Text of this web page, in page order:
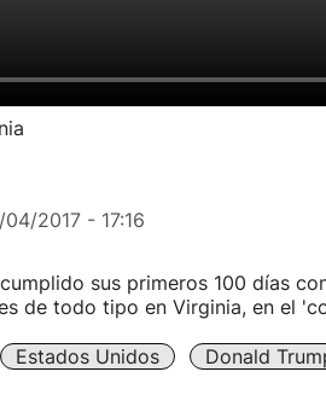
2017 - 17:16
sus primeros 100 días
de todo tipo en Virginia, en el
Estados Unidos Donald